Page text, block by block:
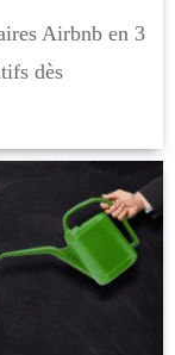
Airbnb en 3
dès